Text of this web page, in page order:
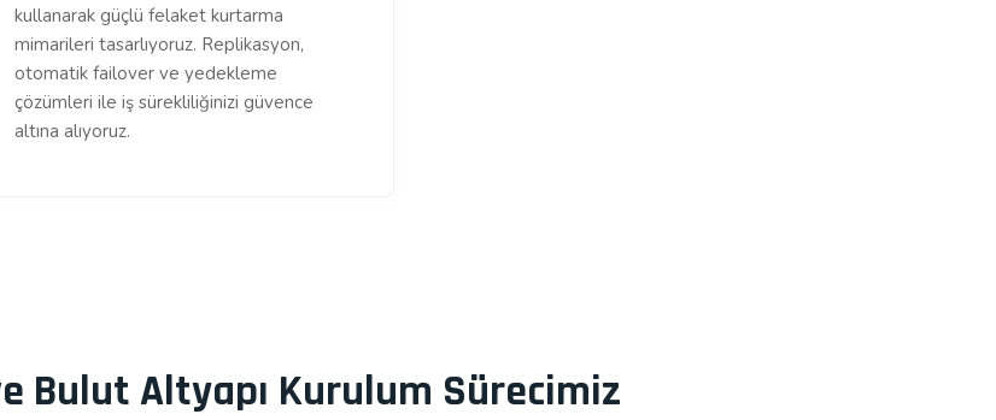
kullanarak güçlü felaket kurtarma
mimarileri tasarlıyoruz. Replikasyon,
otomatik failover ve yedekleme
çözümleri ile iş sürekliliğinizi güvence
altına alıyoruz.
Bulut Altyapı Kurulum Sürecimiz